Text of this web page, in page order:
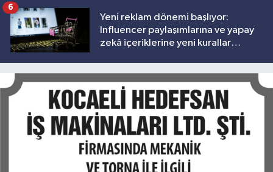
Yeni reklam dönemi başlıyor:
Influencer paylaşımlarına ve yapay
zekâ içeriklerine yeni kurallar
6